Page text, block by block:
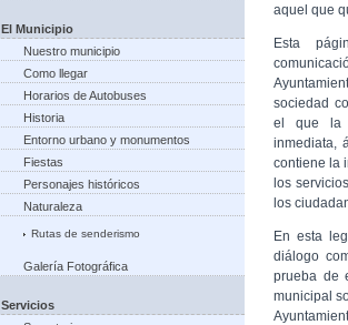
El Municipio
Nuestro municipio
Como llegar
Horarios de Autobuses
Historia
Entorno urbano y monumentos
Fiestas
Personajes históricos
Naturaleza
Rutas de senderismo
Galería Fotográfica
Servicios
aquel que
Esta
sociedad
el que la
inmediata,
contiene la
los
los
En esta
diálogo
prueba de
municipal